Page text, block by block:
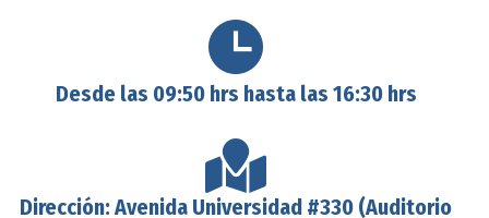
Desde las 09:50 hrs hasta las 16:30 hrs
Dirección: Avenida Universidad #330 (Auditorio